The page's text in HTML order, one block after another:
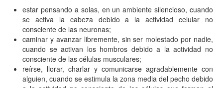
estar pensando a solas, en un ambiente silencioso, cuando
se activa la cabeza debido a la actividad celular no
consciente de las neuronas;
caminar y avanzar libremente, sin ser molestado por nadie,
cuando se activan los hombros debido a la actividad no
consciente de las células musculares;
reírse, llorar, charlar y comunicarse agradablemente con
alguien, cuando se estimula la zona media del pecho debido